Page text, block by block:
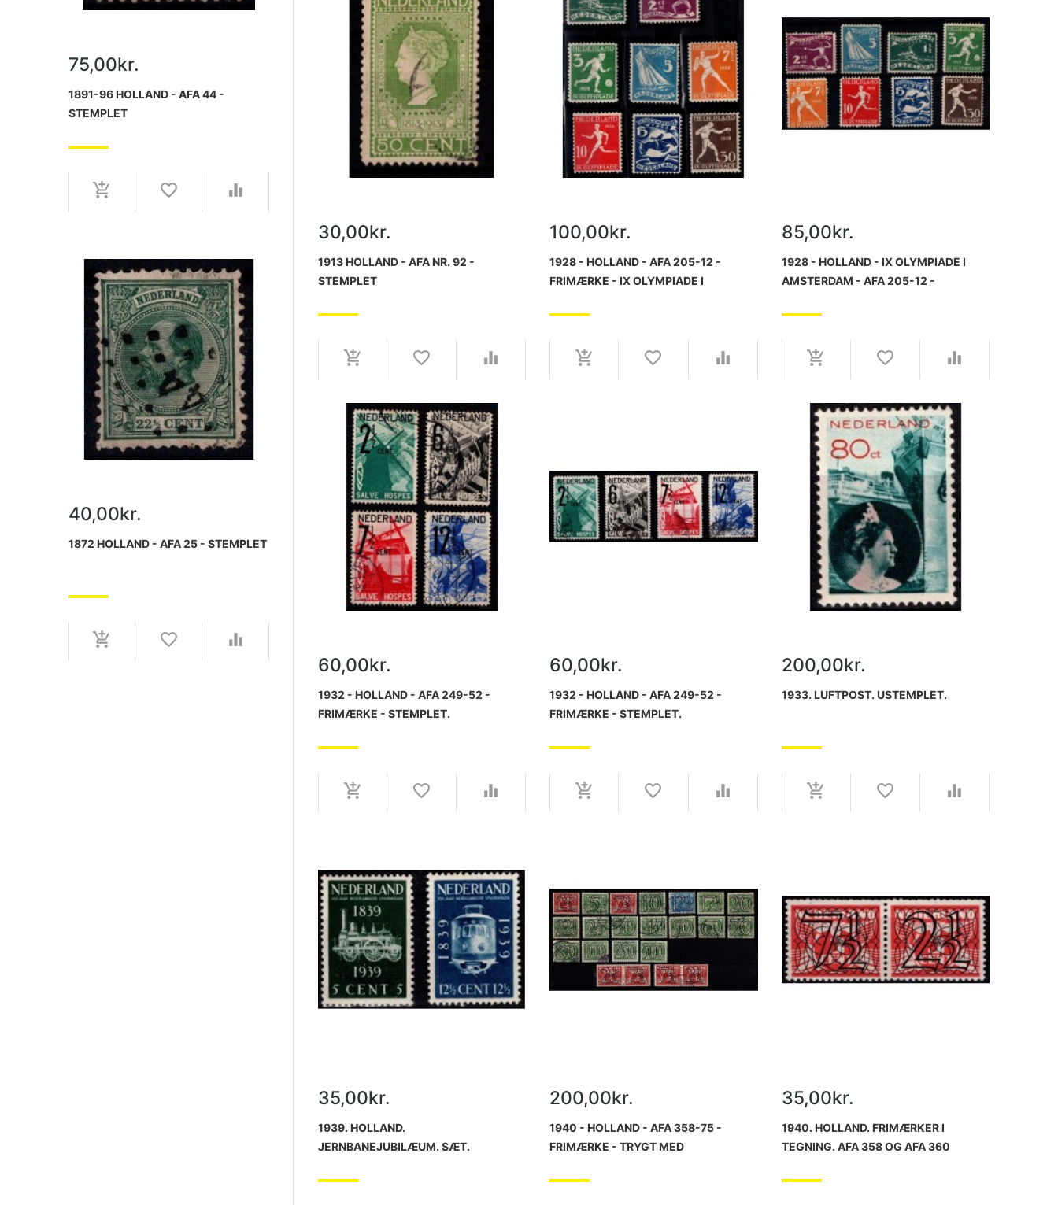
75,00kr.
1891-96 HOLLAND - AFA 44 -
STEMPLET
40,00kr.
1872 HOLLAND - AFA 25 - STEMPLET
30,00kr.
1913 HOLLAND - AFA NR. 92 -
STEMPLET
100,00kr.
1928 - HOLLAND - AFA 205-12 -
FRIMÆRKE - IX OLYMPIADE I
USTEMPLET.
85,00kr.
1928 - HOLLAND - IX OLYMPIADE I
AMSTERDAM - AFA 205-12 -
USTEMPLET.
60,00kr.
1932 - HOLLAND - AFA 249-52 -
FRIMÆRKE - STEMPLET.
60,00kr.
1932 - HOLLAND - AFA 249-52 -
FRIMÆRKE - STEMPLET.
200,00kr.
1933. LUFTPOST. USTEMPLET.
35,00kr.
1939. HOLLAND.
JERNBANEJUBILÆUM. SÆT.
200,00kr.
1940 - HOLLAND - AFA 358-75 -
FRIMÆRKE - TRYGT MED
SÆT - STEMPLET.
35,00kr.
1940. HOLLAND. FRIMÆRKER I
TEGNING. AFA 358 OG AFA 360